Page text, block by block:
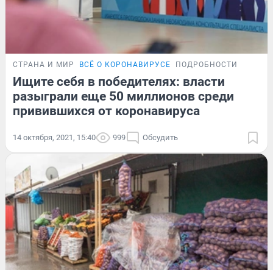
СТРАНА И МИР ВСЁ О КОРОНАВИРУСЕ ПОДРОБНОСТИ
Ищите себя в победителях: власти
разыграли еще 50 миллионов среди
привившихся от коронавируса
14 октября, 2021, 15:40 999 Обсудить